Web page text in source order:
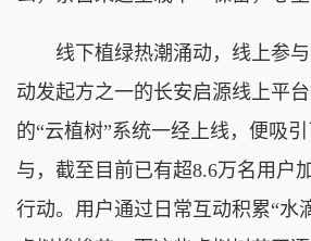
线下植绿热潮涌动，线上参与
动发起方之一的长安启源线上平
的“云植树”系统一经上线，便吸
与，截至目前已有超8.6万名用户
行动。用户通过日常互动积累“水